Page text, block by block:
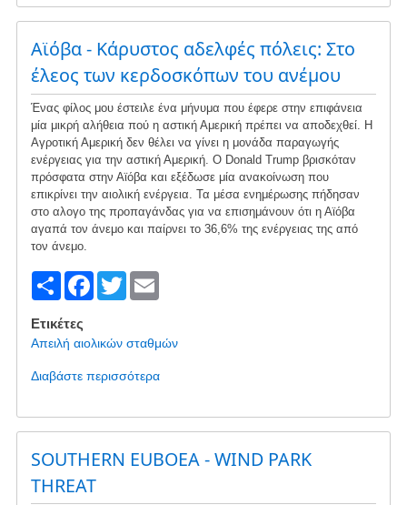
o
o
k
Ανάπτυξη
ΑΠΕ
με
σεβασμό
στη
βιοποικιλότητα:
Ένα
βιώσιμο
σενάριο
για
ανάπτυξη
Αιολικών
με
ελάχιστο
Αϊόβα - Κάρυστος αδελφές πόλεις: Στο
έλεος των κερδοσκόπων του ανέμου
Ένας φίλος μου έστειλε ένα μήνυμα που έφερε στην επιφάνεια
μία μικρή αλήθεια πού η αστική Αμερική πρέπει να αποδεχθεί. Η
Αγροτική Αμερική δεν θέλει να γίνει η μονάδα παραγωγής
ενέργειας για την αστική Αμερική. Ο Donald Trump βρισκόταν
πρόσφατα στην Αϊόβα και εξέδωσε μία ανακοίνωση που
επικρίνει την αιολική ενέργεια. Τα μέσα ενημέρωσης πήδησαν
στο αλογο της προπαγάνδας για να επισημάνουν ότι η Αϊόβα
αγαπά τον άνεμο και παίρνει το 36,6% της ενέργειας της από
τον άνεμο.
S
h
ar
e
F
c
e
o
o
k
T
tt
er
E
ail
Ετικέτες
Απειλή αιολικών σταθμών
Διαβάστε περισσότεραγια
Αϊόβα
-
Κάρυστος
SOUTHERN EUBOEA - WIND PARK
THREAT